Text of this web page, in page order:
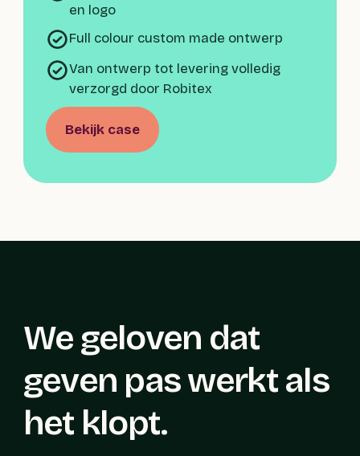
en logo
Full colour custom made ontwerp
Van ontwerp tot levering volledig
verzorgd door Robitex
Bekijk case
We geloven dat
geven pas werkt als
het klopt.